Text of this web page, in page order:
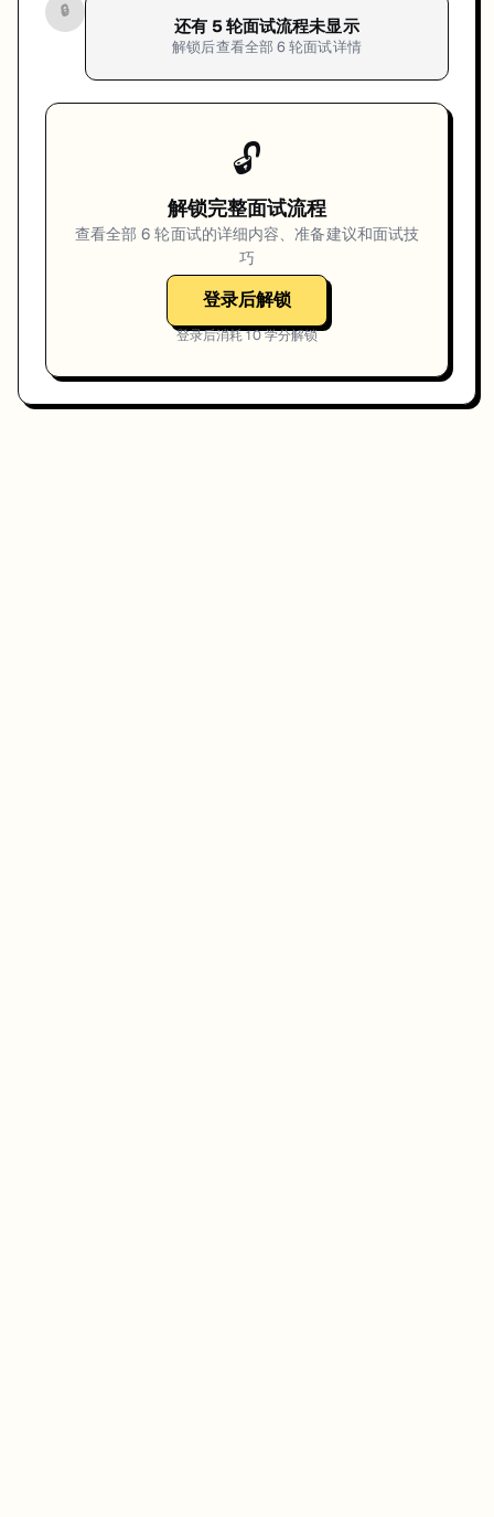
🔒
还有 5轮面试流程未显示
解锁后查看全部6 轮面试详情
🔓
解锁完整面试流程
查看全部6 轮面试的详细内容、准备建议和面试技
巧
登录后解锁
登录后消耗10学分解锁